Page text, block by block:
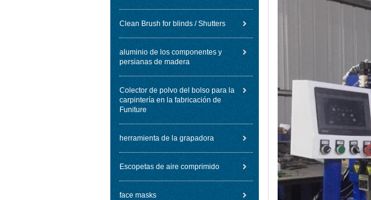
Clean Brush for blinds / Shutters
aluminio de los componentes y
persianas de madera
Colector de polvo del bolso para la
carpintería en la fabricación de
Funiture
herramienta de la grapadora
Escopetas de aire comprimido
face masks